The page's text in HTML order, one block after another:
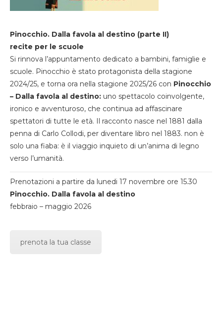
Pinocchio. Dalla favola al destino (parte II)
recite per le scuole
Si rinnova l’appuntamento dedicato a bambini, famiglie e
scuole. Pinocchio è stato protagonista della stagione
2024/25, e torna ora nella stagione 2025/26 con Pinocchio
– Dalla favola al destino: uno spettacolo coinvolgente,
ironico e avventuroso, che continua ad affascinare
spettatori di tutte le età. Il racconto nasce nel 1881 dalla
penna di Carlo Collodi, per diventare libro nel 1883. non è
solo una fiaba: è il viaggio inquieto di un’anima di legno
verso l’umanità.
Prenotazioni a partire da lunedi 17 novembre ore 15.30
Pinocchio. Dalla favola al destino
febbraio – maggio 2026
prenota la tua classe